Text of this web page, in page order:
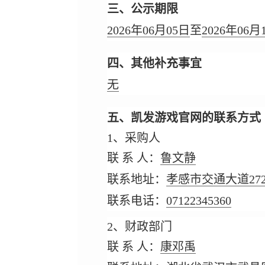
三、公示期限
2026年06月05日 至2026年06月
四、其他补充事宜
无
五、凯发游戏官网的联系方式
1、采购人
联 系 人： 鲁文静
联系地址： 孝感市交通大道
联系电话： 07122345360
2、财政部门
联 系 人： 康邓禹